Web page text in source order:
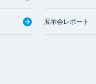
展示会レポート